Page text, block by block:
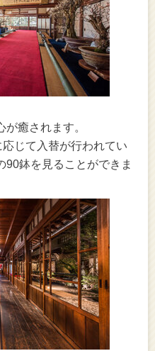
癒されます。
じて入替が行われてい
90鉢を見ることができま